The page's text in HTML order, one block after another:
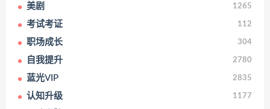
美剧 1265
考试考证 112
职场成长 304
自我提升 2780
蓝光VIP 2835
认知升级 1177